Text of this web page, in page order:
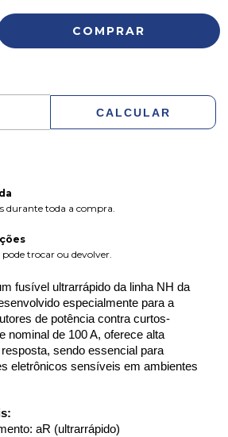
CALCULAR
durante toda a compra.
trocar ou devolver.
fusível ultrarrápido da linha NH da
especialmente para a
de potência contra curtos-
nominal de 100 A, oferece alta
sendo essencial para
eletrônicos sensíveis em ambientes
aR (ultrarrápido)